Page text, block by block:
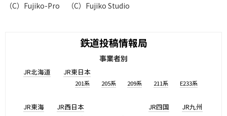
（C）Fujiko-Pro （C）Fujiko Studio
鉄道投稿情報局
事業者別
JR北海道 JR東日本
201系 205系 209系 211系 E233系
JR東海 JR西日本 JR四国 JR九州